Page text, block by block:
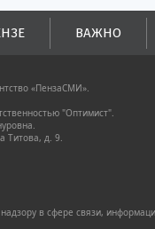
ВАЖНО
«ПензаСМИ».
"Оптимист".
Титова, д. 9.
в сфере связи,